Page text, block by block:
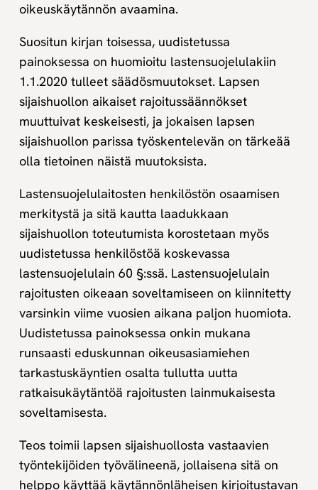
oikeuskäytännön avaamina.
Suositun kirjan toisessa, uudistetussa
painoksessa on huomioitu lastensuojelulakiin
1.1.2020 tulleet säädösmuutokset. Lapsen
sijaishuollon aikaiset rajoitussäännökset
muuttuivat keskeisesti, ja jokaisen lapsen
sijaishuollon parissa työskentelevän on tärkeää
olla tietoinen näistä muutoksista.
Lastensuojelulaitosten henkilöstön osaamisen
merkitystä ja sitä kautta laadukkaan
sijaishuollon toteutumista korostetaan myös
uudistetussa henkilöstöä koskevassa
lastensuojelulain 60 §:ssä. Lastensuojelulain
rajoitusten oikeaan soveltamiseen on kiinnitetty
varsinkin viime vuosien aikana paljon huomiota.
Uudistetussa painoksessa onkin mukana
runsaasti eduskunnan oikeusasiamiehen
tarkastuskäyntien osalta tullutta uutta
ratkaisukäytäntöä rajoitusten lainmukaisesta
soveltamisesta.
Teos toimii lapsen sijaishuollosta vastaavien
työntekijöiden työvälineenä, jollaisena sitä on
helppo käyttää käytännönläheisen kirjoitustavan